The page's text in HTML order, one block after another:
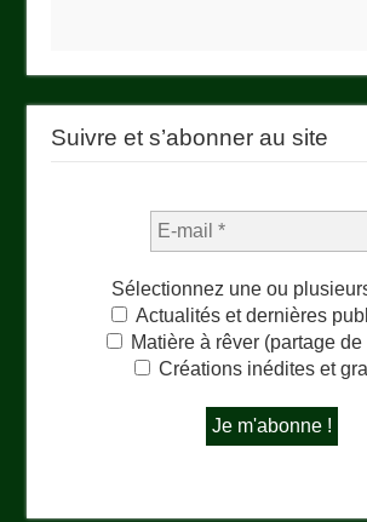
Suivre et s’abonner au site
Sélectionnez une ou
Actualités et dernières
Matière à rêver (partage
Créations inédites et